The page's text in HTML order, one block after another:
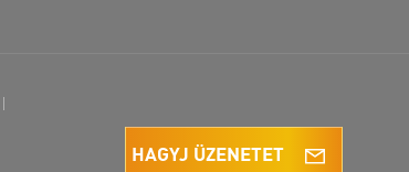
HAGYJ ÜZENETET